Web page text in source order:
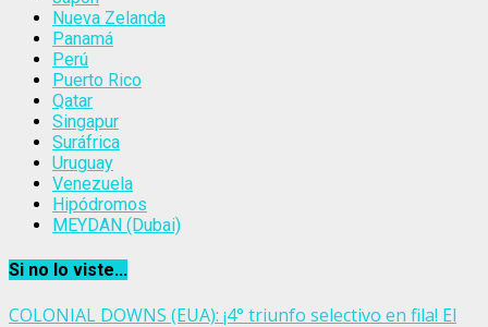
Nueva Zelanda
Panamá
Perú
Puerto Rico
Qatar
Singapur
Suráfrica
Uruguay
Venezuela
Hipódromos
MEYDAN (Dubai)
Si no lo viste...
COLONIAL DOWNS (EUA): ¡4° triunfo selectivo en fila! El